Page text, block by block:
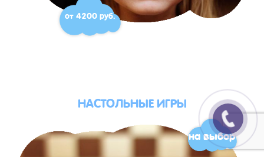
от 4200 руб.
НАСТОЛЬНЫЕ ИГРЫ
на выбор